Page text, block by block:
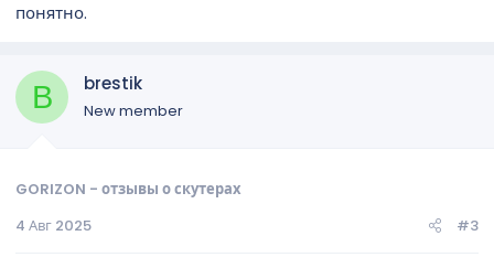
понятно.
B brestik
New member
GORIZON - отзывы о скутерах
4 Авг 2025
#3